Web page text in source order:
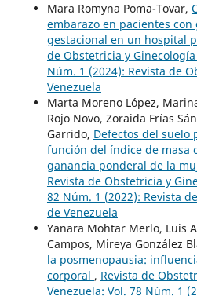
Mara Romyna Poma-Tovar,
embarazo en pacientes con
gestacional en un hospital
de Obstetricia y
Núm. 1 (2024): Revista de
Venezuela
Marta Moreno López,
Rojo Novo, Zoraida Frías
Garrido, Defectos del suelo
función del índice de masa
ganancia ponderal de la
Revista de Obstetricia y
82 Núm. 1 (2022): Revista
de Venezuela
Yanara Mohtar Merlo, Luis
Campos, Mireya González
la posmenopausia:
corporal , Revista de
Venezuela: Vol. 78 Núm. 1